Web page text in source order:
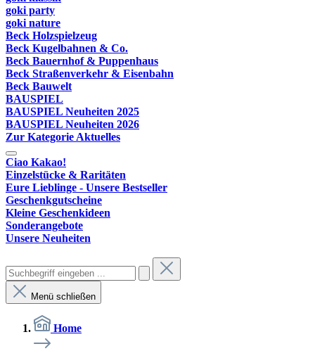
goki party
goki nature
Beck Holzspielzeug
Beck Kugelbahnen & Co.
Beck Bauernhof & Puppenhaus
Beck Straßenverkehr & Eisenbahn
Beck Bauwelt
BAUSPIEL
BAUSPIEL Neuheiten 2025
BAUSPIEL Neuheiten 2026
Zur Kategorie Aktuelles
Ciao Kakao!
Einzelstücke & Raritäten
Eure Lieblinge - Unsere Bestseller
Geschenkgutscheine
Kleine Geschenkideen
Sonderangebote
Unsere Neuheiten
Menü schließen
Home